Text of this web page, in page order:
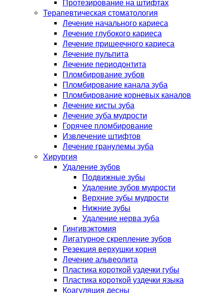
Протезирование на штифтах
Терапевтическая стоматология
Лечение начального кариеса
Лечение глубокого кариеса
Лечение пришеечного кариеса
Лечение пульпита
Лечение периодонтита
Пломбирование зубов
Пломбирование канала зуба
Пломбирование корневых каналов
Лечение кисты зуба
Лечение зуба мудрости
Горячее пломбирование
Извлечение штифтов
Лечение гранулемы зуба
Хирургия
Удаление зубов
Подвижные зубы
Удаление зубов мудрости
Верхние зубы мудрости
Нижние зубы
Удаление нерва зуба
Гингивэктомия
Лигатурное скрепление зубов
Резекция верхушки корня
Лечение альвеолита
Пластика короткой уздечки губы
Пластика короткой уздечки языка
Коагуляция десны